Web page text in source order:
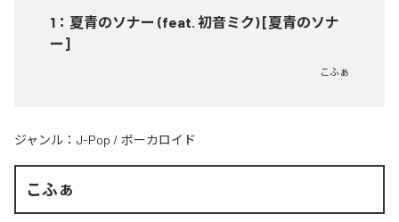
1 ： 夏青のソナー (feat. 初音ミク) [夏青のソナ
ー]
こふぁ
ジャンル： J-Pop / ボーカロイド
こふぁ